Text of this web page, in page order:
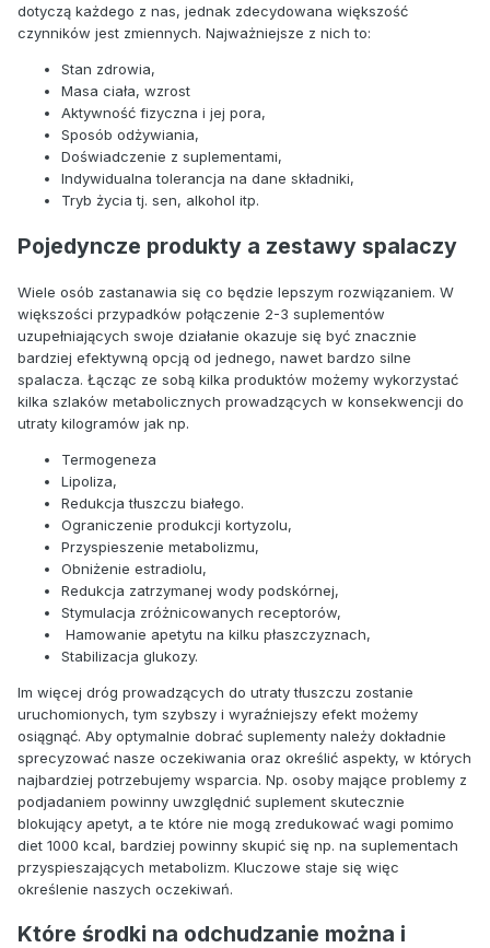
dotyczą każdego z nas, jednak zdecydowana większość
czynników jest zmiennych. Najważniejsze z nich to:
Stan zdrowia,
Masa ciała, wzrost
Aktywność fizyczna i jej pora,
Sposób odżywiania,
Doświadczenie z suplementami,
Indywidualna tolerancja na dane składniki,
Tryb życia tj. sen, alkohol itp.
Pojedyncze produkty a zestawy spalaczy
Wiele osób zastanawia się co będzie lepszym rozwiązaniem. W
większości przypadków połączenie 2-3 suplementów
uzupełniających swoje działanie okazuje się być znacznie
bardziej efektywną opcją od jednego, nawet bardzo silne
spalacza. Łącząc ze sobą kilka produktów możemy wykorzystać
kilka szlaków metabolicznych prowadzących w konsekwencji do
utraty kilogramów jak np.
Termogeneza
Lipoliza,
Redukcja tłuszczu białego.
Ograniczenie produkcji kortyzolu,
Przyspieszenie metabolizmu,
Obniżenie estradiolu,
Redukcja zatrzymanej wody podskórnej,
Stymulacja zróżnicowanych receptorów,
Hamowanie apetytu na kilku płaszczyznach,
Stabilizacja glukozy.
Im więcej dróg prowadzących do utraty tłuszczu zostanie
uruchomionych, tym szybszy i wyraźniejszy efekt możemy
osiągnąć. Aby optymalnie dobrać suplementy należy dokładnie
sprecyzować nasze oczekiwania oraz określić aspekty, w których
najbardziej potrzebujemy wsparcia. Np. osoby mające problemy z
podjadaniem powinny uwzględnić suplement skutecznie
blokujący apetyt, a te które nie mogą zredukować wagi pomimo
diet 1000 kcal, bardziej powinny skupić się np. na suplementach
przyspieszających metabolizm. Kluczowe staje się więc
określenie naszych oczekiwań.
Które środki na odchudzanie można i